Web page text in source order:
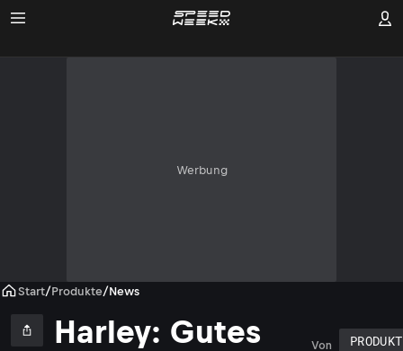
Werbung
Start/Produkte/News
Harley: Gutes
Von